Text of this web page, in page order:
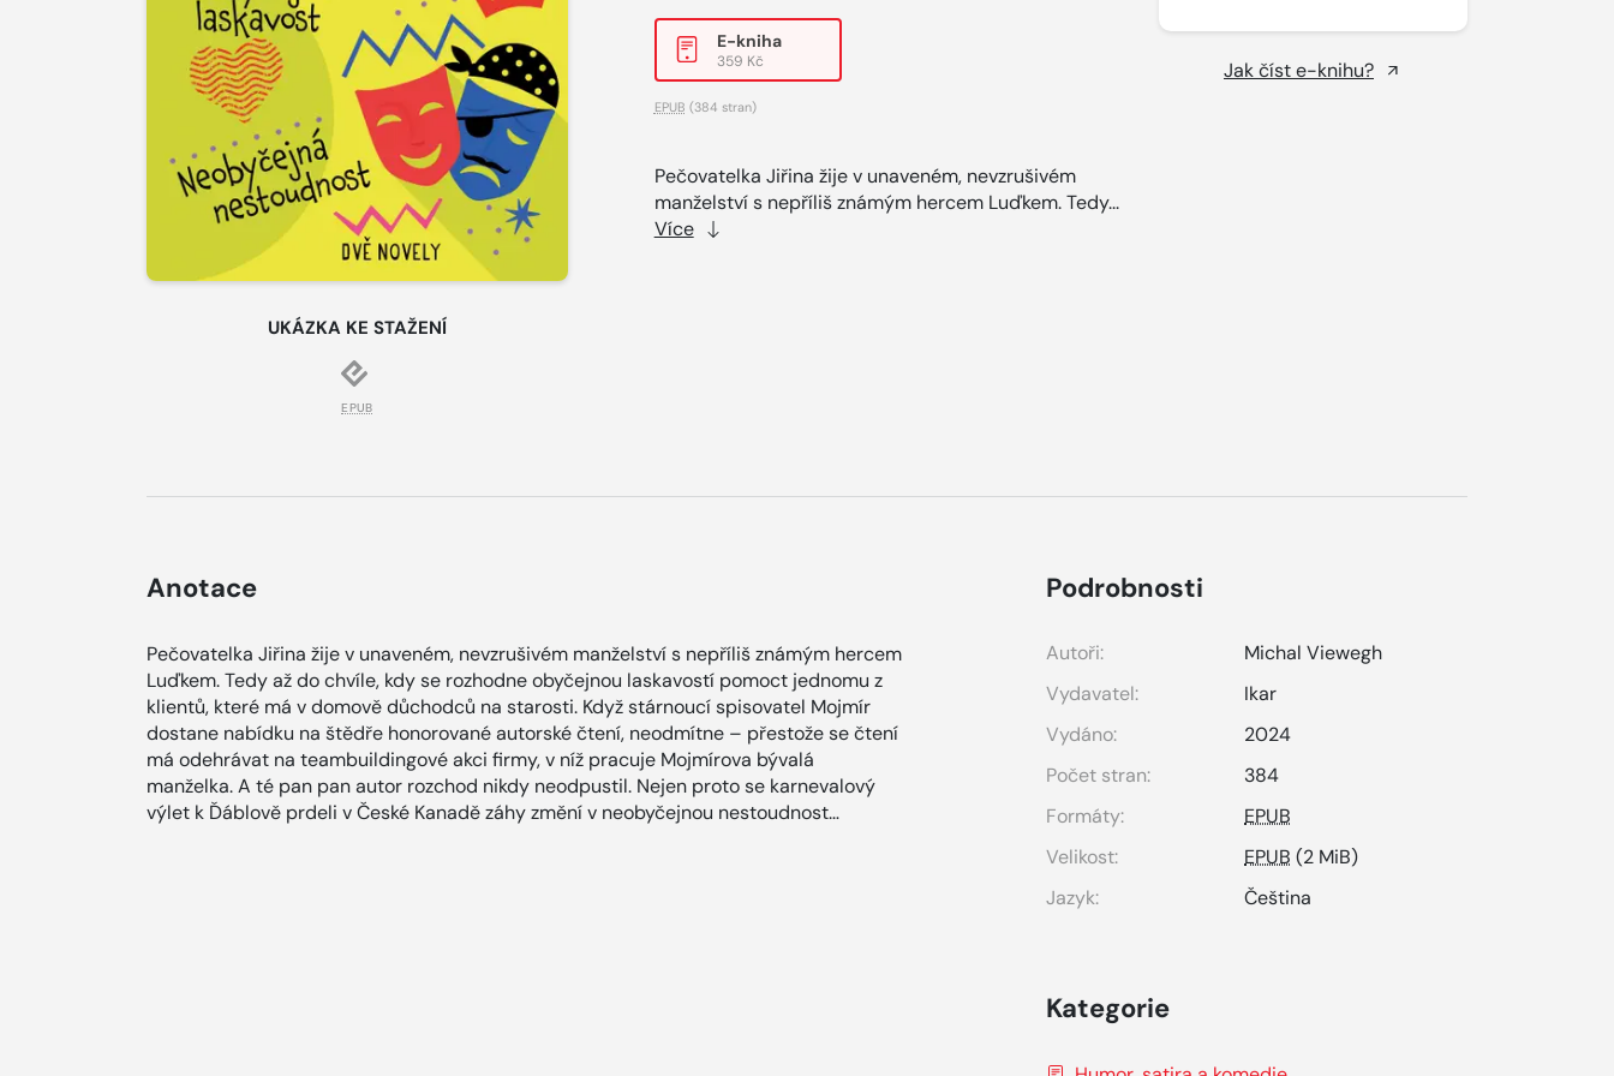
UKÁZKA KE STAŽENÍ
EPUB
E-kniha
359 Kč
EPUB (384 stran)
Pečovatelka Jiřina žije v unaveném, nevzrušivém
manželství s nepříliš známým hercem Luďkem. Tedy...
Více
Jak číst e-knihu?
Anotace
Pečovatelka Jiřina žije v unaveném, nevzrušivém manželství s nepříliš známým hercem
Luďkem. Tedy až do chvíle, kdy se rozhodne obyčejnou laskavostí pomoct jednomu z
klientů, které má v domově důchodců na starosti. Když stárnoucí spisovatel Mojmír
dostane nabídku na štědře honorované autorské čtení, neodmítne – přestože se čtení
má odehrávat na teambuildingové akci firmy, v níž pracuje Mojmírova bývalá
manželka. A té pan pan autor rozchod nikdy neodpustil. Nejen proto se karnevalový
výlet k Ďáblově prdeli v České Kanadě záhy změní v neobyčejnou nestoudnost…
Podrobnosti
Autoři:
Michal Viewegh
Vydavatel:
Ikar
Vydáno:
2024
Počet stran:
384
Formáty:
EPUB
Velikost:
EPUB (2 MiB)
Jazyk:
Čeština
Kategorie